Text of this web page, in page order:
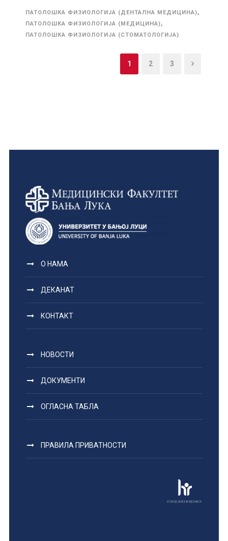
ПАТОЛОШКА ФИЗИОЛОГИЈА (ДЕНТАЛНА МЕДИЦИНА),
ПАТОЛОШКА ФИЗИОЛОГИЈА (МЕДИЦИНА),
ПАТОЛОШКА ФИЗИОЛОГИЈА (СТОМАТОЛОГИЈА)
1 2 3
О НАМА
ДЕКАНАТ
КОНТАКТ
НОВОСТИ
ДОКУМЕНТИ
ОГЛАСНА ТАБЛА
ПРАВИЛА ПРИВАТНОСТИ